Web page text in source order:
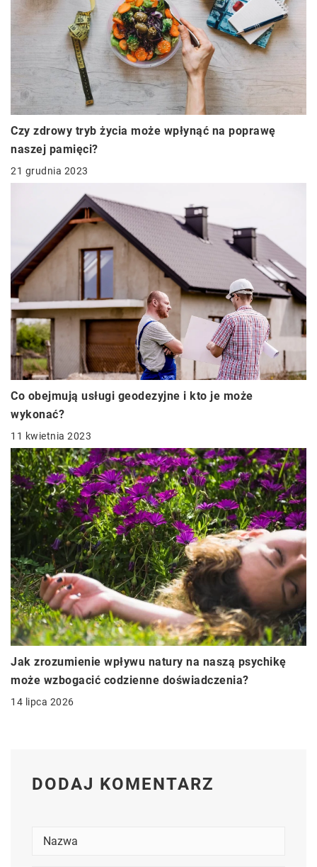
Czy zdrowy tryb życia może wpłynąć na poprawę
naszej pamięci?
21 grudnia 2023
Co obejmują usługi geodezyjne i kto je może
wykonać?
11 kwietnia 2023
Jak zrozumienie wpływu natury na naszą psychikę
może wzbogacić codzienne doświadczenia?
14 lipca 2026
DODAJ KOMENTARZ